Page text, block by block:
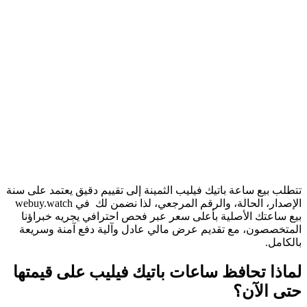
تتطلب بيع ساعة باتيك فيليب الثمينة إلى تقييم دقيق يعتمد على سنة
الإصدار، الحالة، والرقم المرجعي، لذا نضمن لك في webuy.watch
بيع ساعتك الأصلية بأعلى سعر عبر فحص احترافي يجريه خبراؤنا
المتخصصون، مع تقديم عرض مالي عادل وآلية دفع آمنة وسريعة
بالكامل.
لماذا تحافظ ساعات باتيك فيليب على قيمتها
حتى الآن؟